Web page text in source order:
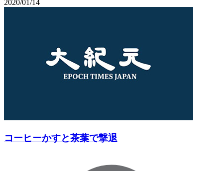
2020/01/14
コーヒーかすと茶葉で撃退